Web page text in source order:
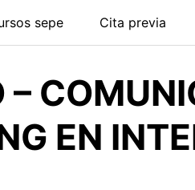
sepe Cita previa
EN